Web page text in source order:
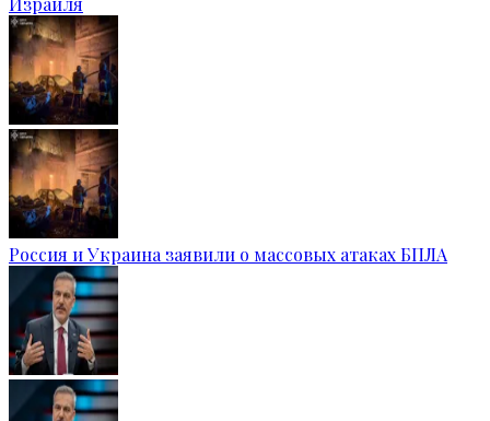
Россия и Украина заявили о массовых атаках БПЛА